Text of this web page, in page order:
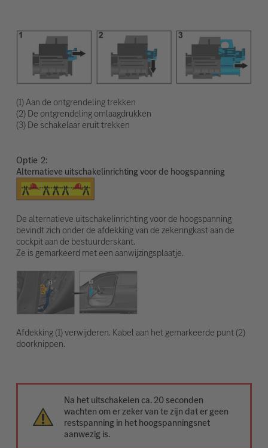
(1) Aan de ontgrendeling trekken
(2) De ontgrendeling omlaagdrukken
(3) De schakelaar eruit trekken
Optie
Alternatieve uitschakelinrichting voor de hoogspanning
De alternatieve uitschakelinrichting voor de hoogspanning
bevindt zich onder de afdekking van de zekeringkast aan de
cockpit aan de bestuurderskant.
Ze is gemarkeerd met een aanwijzingsplaatje.
Afdekking (1) verwijderen. Kabel aan het gemarkeerde punt (2)
doorknippen.
Na het uitschakelen ca. 20 seconden
wachten om er zeker van te zijn dat er geen
restspanning in het hoogspanningsnet
aanwezig is.